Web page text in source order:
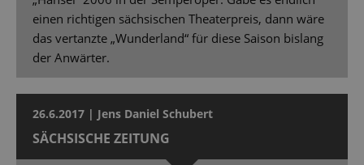
einen richtigen sächsischen Theaterpreis, dann wäre
das vertanzte „Wunderland“ für diese Saison bislang
der Anwärter.
26.6.2017 | Jens Daniel Schubert
SÄCHSISCHE ZEITUNG